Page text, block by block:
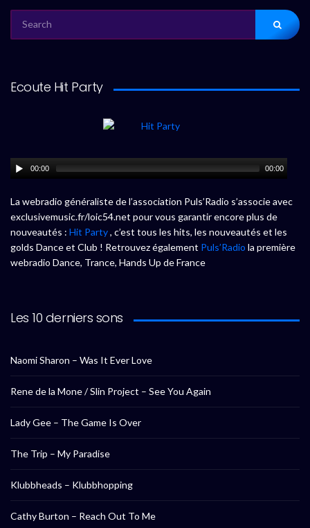
FOR:
Ecoute Hit Party
00:00 00:00
La webradio généraliste de l’association Puls’Radio s’associe avec
exclusivemusic.fr/loic54.net pour vous garantir encore plus de
nouveautés : Hit Party, c’est tous les hits, les nouveautés et les
golds Dance et Club ! Retrouvez également Puls’Radio la première
webradio Dance, Trance, Hands Up de France
Les 10 derniers sons
Naomi Sharon – Was It Ever Love
Rene de la Mone / Slin Project – See You Again
Lady Gee – The Game Is Over
The Trip – My Paradise
Klubbheads – Klubbhopping
Cathy Burton – Reach Out To Me